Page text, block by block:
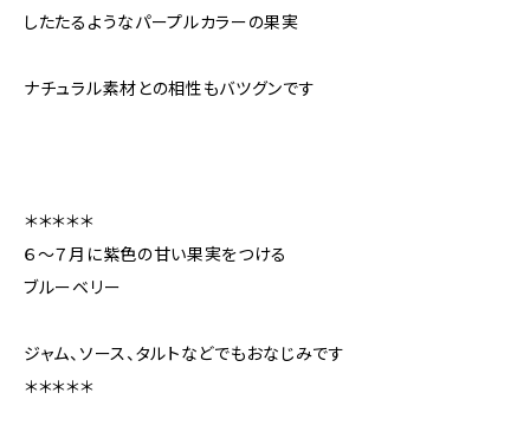
したたるようなパープルカラーの果実
ナチュラル素材との相性もバツグンです
＊＊＊＊＊
６～７月に紫色の甘い果実をつける
ブルーベリー
ジャム、ソース、タルトなどでもおなじみです
＊＊＊＊＊